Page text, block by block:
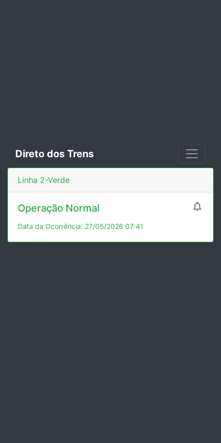
Direto dos Trens
Linha 2-Verde

Operação Normal
Data da Ocorrência: 27/05/2026 07:41